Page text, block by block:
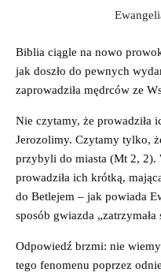
Biblia ciągle na nowo
jak doszło do pewnych
zaprowadziła mędrców ze
Nie czytamy, że prowadziła
Jerozolimy. Czytamy tylko,
przybyli do miasta (Mt 2, 2).
prowadziła ich krótką,
do Betlejem – jak powiada
sposób gwiazda
Odpowiedź brzmi: nie
tego fenomenu poprzez